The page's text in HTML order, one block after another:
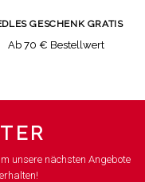
GESCHENK GRATIS
Ab 70 € Bestellwert
unsere nächsten Angebote